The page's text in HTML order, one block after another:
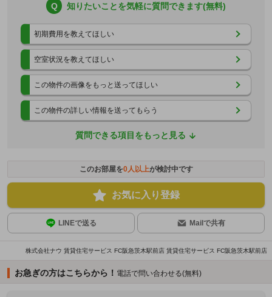
Q 知りたいことを気軽に質問できます(無料)
初期費用を教えてほしい
空室状況を教えてほしい
この物件の画像をもっと送ってほしい
この物件の詳しい情報を送ってもらう
質問できる項目をもっと見る
このお部屋を0人以上が検討中です
お気に入り登録
LINEで送る Mailで共有
株式会社ナウ 賃貸住宅サービス FC阪急茨木駅前店 賃貸住宅サービス FC阪急茨木駅前店
お急ぎの方はこちらから！ 電話で問い合わせる(無料)